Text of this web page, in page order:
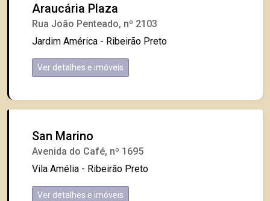
Araucária Plaza
Rua João Penteado, nº 2103
Jardim América - Ribeirão Preto
Ver detalhes e imóveis
San Marino
Avenida do Café, nº 1695
Vila Amélia - Ribeirão Preto
Ver detalhes e imóveis